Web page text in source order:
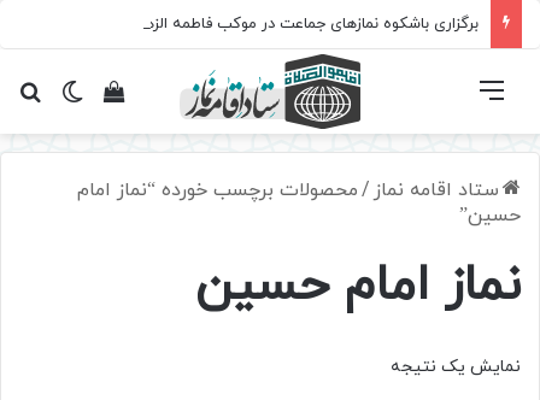
برگزاری باشکوه نمازهای جماعت در موکب فاطمه الزهرا (س)
تغییرمشاهده فهرست
ستاد اقامه نماز /محصولات برچسب خورده “نماز امام
حسین”
نماز امام حسین
نمایش یک نتیجه